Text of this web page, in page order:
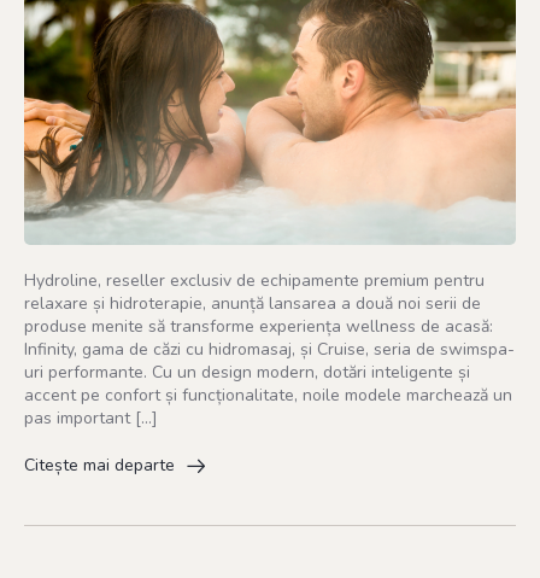
Hydroline, reseller exclusiv de echipamente premium pentru
relaxare și hidroterapie, anunță lansarea a două noi serii de
produse menite să transforme experiența wellness de acasă:
Infinity, gama de căzi cu hidromasaj, și Cruise, seria de swimspa-
uri performante. Cu un design modern, dotări inteligente și
accent pe confort și funcționalitate, noile modele marchează un
pas important […]
Citește mai departe